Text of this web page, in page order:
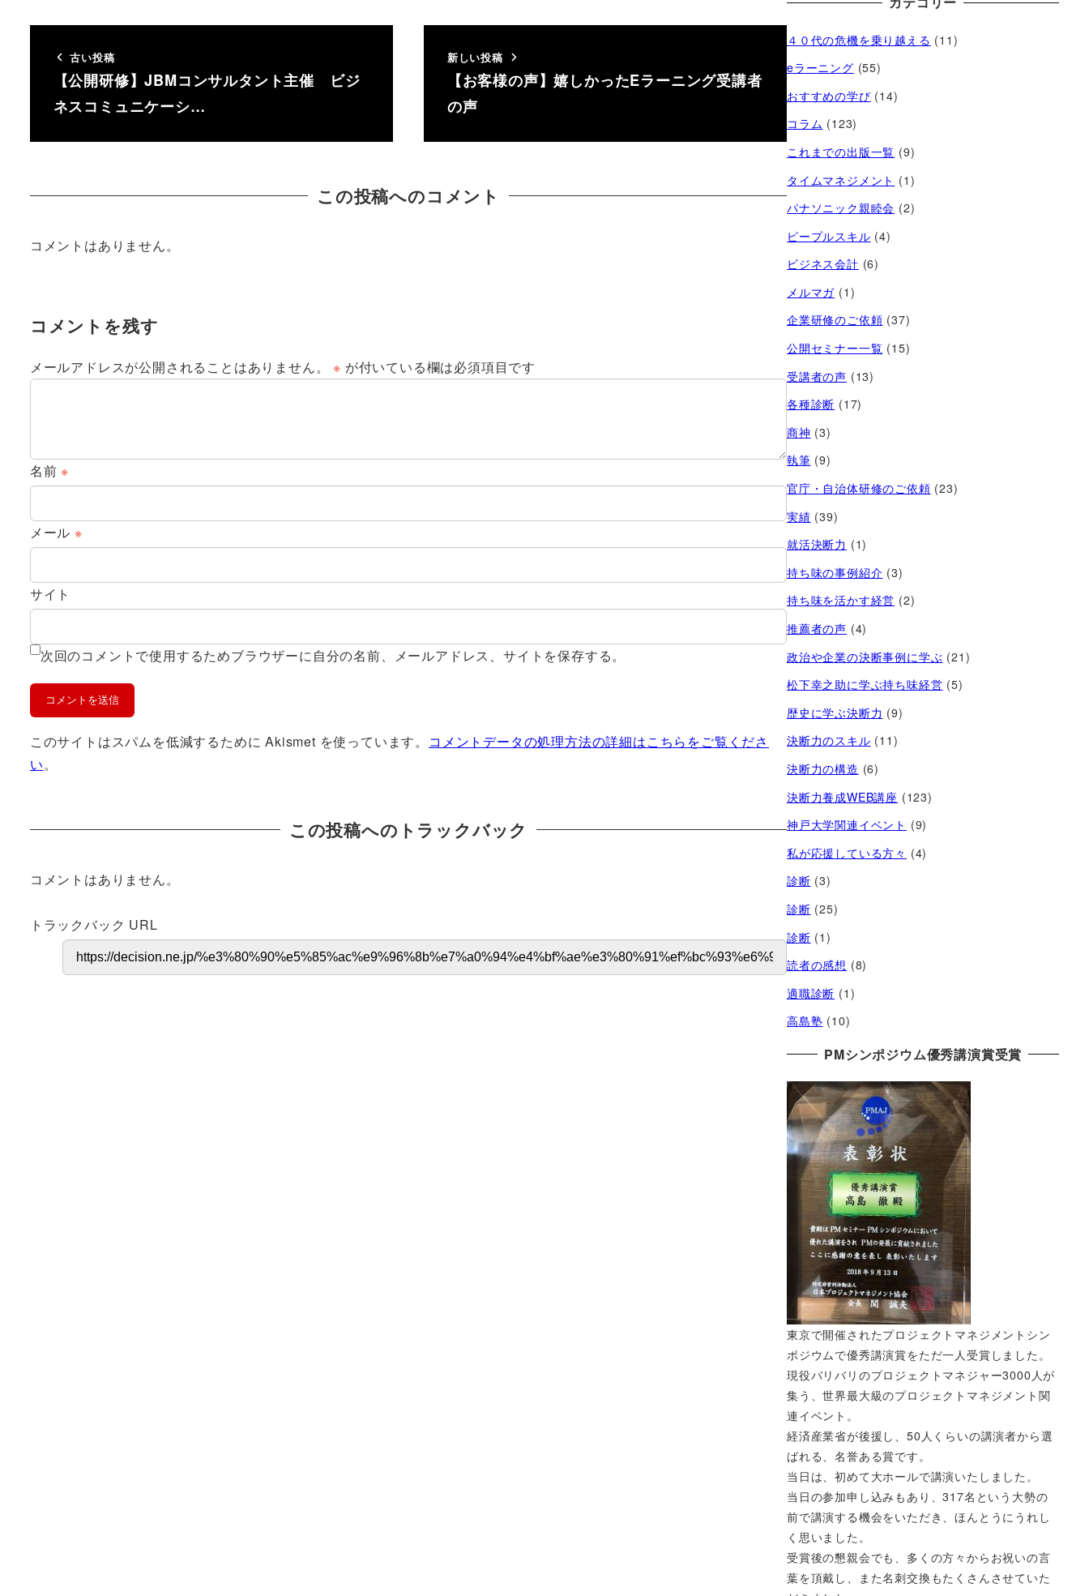
古い投稿
【公開研修】JBMコンサルタント主催 ビジ
ネスコミュニケーシ…
新しい投稿
【お客様の声】嬉しかったEラーニング受講者
の声
この投稿へのコメント
コメントはありません。
コメントを残す
メールアドレスが公開されることはありません。 ※ が付いている欄は必須項目です
名前※
メール ※
サイト
次回のコメントで使用するためブラウザーに自分の名前、メールアドレス、サイトを保存する。
このサイトはスパムを低減するために Akismet を使っています。 コメントデータの処理方法の詳細はこちらをご覧くださ
い。
この投稿へのトラックバック
コメントはありません。
トラックバック URL
４０代の危機を乗り越える (11)
eラーニング (55)
おすすめの学び (14)
コラム (123)
これまでの出版一覧 (9)
タイムマネジメント (1)
パナソニック親睦会 (2)
ピープルスキル (4)
ビジネス会計 (6)
メルマガ (1)
企業研修のご依頼 (37)
公開セミナー一覧 (15)
受講者の声 (13)
各種診断 (17)
商神 (3)
執筆 (9)
官庁・自治体研修のご依頼 (23)
実績 (39)
就活決断力 (1)
持ち味の事例紹介 (3)
持ち味を活かす経営​ (2)
推薦者の声 (4)
政治や企業の決断事例に学ぶ (21)
松下幸之助に学ぶ持ち味経営 (5)
歴史に学ぶ決断力 (9)
決断力のスキル (11)
決断力の構造 (6)
決断力養成WEB講座 (123)
神戸大学関連イベント (9)
私が応援している方々 (4)
診断 (3)
診断 (25)
診断 (1)
読者の感想 (8)
適職診断 (1)
高島塾 (10)
PMシンポジウム優秀講演賞受賞
東京で開催されたプロジェクトマネジメントシン
ポジウムで優秀講演賞をただ一人受賞しました。
現役バリバリのプロジェクトマネジャー3000人が
集う、世界最大級のプロジェクトマネジメント関
連イベント。
経済産業省が後援し、50人くらいの講演者から選
ばれる、名誉ある賞です。
当日は、初めて大ホールで講演いたしました。
当日の参加申し込みもあり、317名という大勢の
前で講演する機会をいただき、ほんとうにうれし
く思いました。
受賞後の懇親会でも、多くの方々からお祝いの言
葉を頂戴し、また名刺交換もたくさんさせていた